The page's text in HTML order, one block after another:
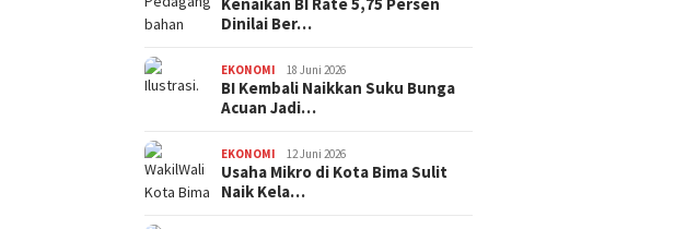
Kenaikan BI Rate 5,75 Persen
Dinilai Ber…
EKONOMI 18 Juni 2026
BI Kembali Naikkan Suku Bunga
Acuan Jadi…
EKONOMI 12 Juni 2026
Usaha Mikro di Kota Bima Sulit
Naik Kela…